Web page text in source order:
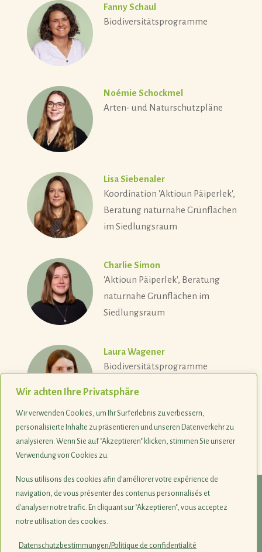
Wir achten Ihre Privatsphäre
Wir verwenden Cookies, um Ihr Surferlebnis zu verbessern,
personalisierte Inhalte zu präsentieren und unseren Datenverkehr zu
analysieren. Wenn Sie auf "Akzeptieren" klicken, stimmen Sie unserer
Verwendung von Cookies zu.
Nous utilisons des cookies afin d'améliorer votre expérience de
navigation, de vous présenter des contenus personnalisés et
d'analyser notre trafic. En cliquant sur "Akzeptieren", vous acceptez
notre utilisation des cookies.
Datenschutzbestimmungen/Politique de confidentialité
Fanny Schaul
Biodiversitätsprogramme
Noémie Schockmel
Arten- und Naturschutzpläne
Lisa Siebenaler
Koordination 'Aktioun Päiperlek',
Beratung naturnahe Grünflächen
im Siedlungsraum
Charlie Simon
'Aktioun Päiperlek', Beratung
naturnahe Grünflächen im
Siedlungsraum
Laura Wagener
Biodiversitätsprogramme
© 1990-2026
12, rue de Capellen · L-8393 Olm